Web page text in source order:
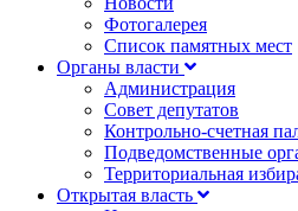
Фотогалерея
Список памятных мест
Органы власти
Администрация
Совет депутатов
Контрольно-счетная
Подведомственные
Территориальная
Открытая власть